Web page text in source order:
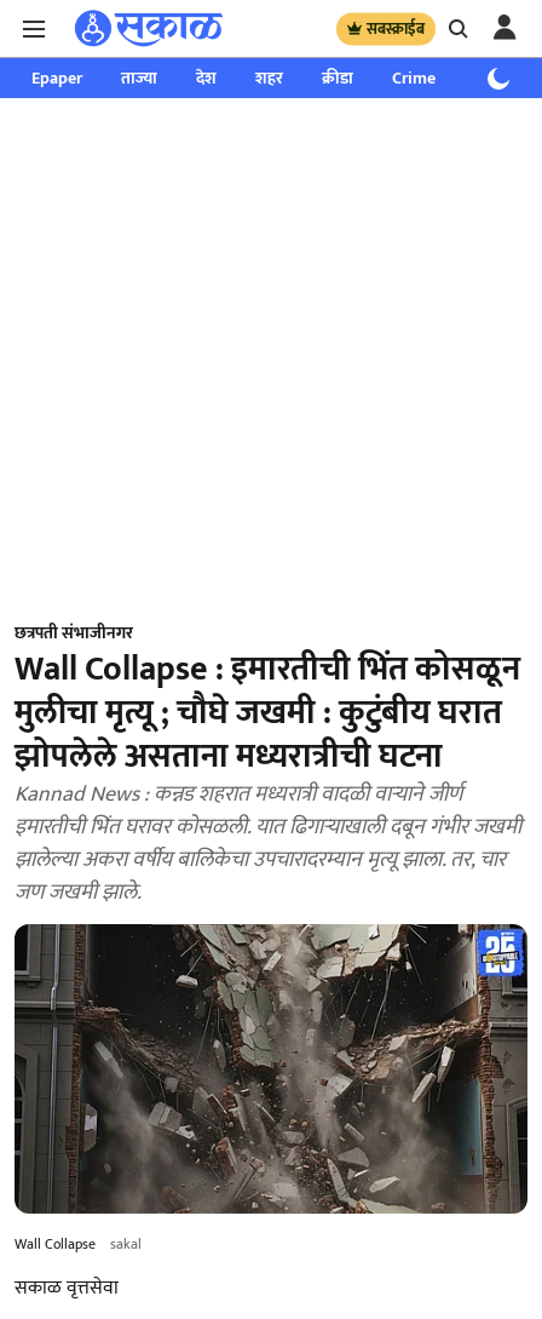
सबस्क्राईब
Epaper ताज्या देश शहर क्रीडा Crime साप्ताहिक
छत्रपती संभाजीनगर
Wall Collapse : इमारतीची भिंत कोसळून
मुलीचा मृत्यू ; चौघे जखमी : कुटुंबीय घरात
झोपलेले असताना मध्यरात्रीची घटना
Kannad News : कन्नड शहरात मध्यरात्री वादळी वाऱ्याने जीर्ण
इमारतीची भिंत घरावर कोसळली. यात ढिगाऱ्याखाली दबून गंभीर जखमी
झालेल्या अकरा वर्षीय बालिकेचा उपचारादरम्यान मृत्यू झाला. तर, चार
जण जखमी झाले.
Wall Collapse sakal
सकाळ वृत्तसेवा